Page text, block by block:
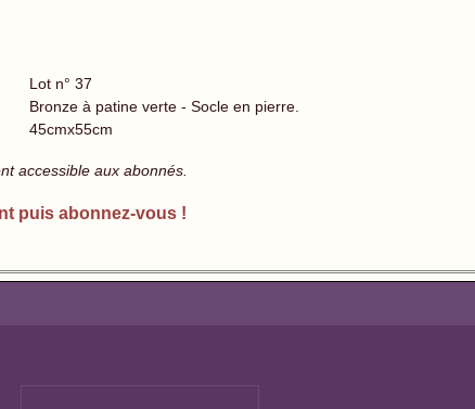
Lot n° 37
Bronze à patine verte - Socle en pierre.
45cmx55cm
accessible aux abonnés.
puis abonnez-vous !